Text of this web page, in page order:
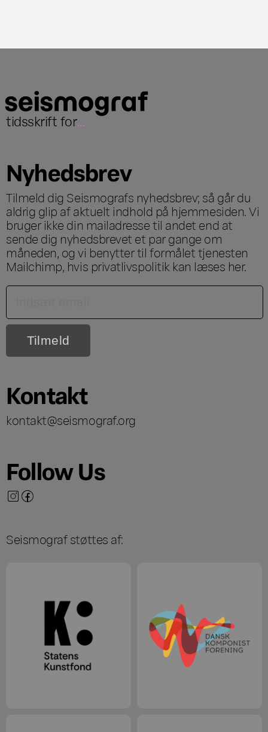
tidsskrift for...
Nyhedsbrev
Tilmeld dig Seismografs nyhedsbrev; så går du
aldrig glip af aktuelt indhold på hjemmesiden. Vi
bruger ikke din mailadresse til andet end at
sende dig nyhedsbrevet et par gange om
måneden, og vi benytter til formålet tjenesten
Mailchimp, hvis privatlivspolitik kan læses her.
Kontakt
kontakt@seismograf.org
Follow Us
Seismograf støttes af: